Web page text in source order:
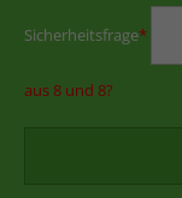
Sicherheitsfrage*
aus 8 und 8?